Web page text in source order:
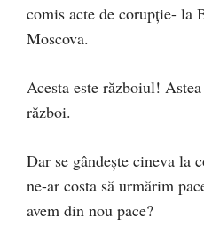
comis acte de corupție- la
Moscova.
Acesta este războiul!
război.
Dar se gândește cineva la
ne-ar costa să urmărim
avem din nou pace?